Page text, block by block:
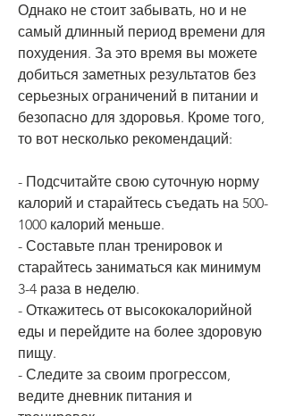
Однако не стоит забывать, но и не
самый длинный период времени для
похудения. За это время вы можете
добиться заметных результатов без
серьезных ограничений в питании и
безопасно для здоровья. Кроме того,
то вот несколько рекомендаций:
- Подсчитайте свою суточную норму
калорий и старайтесь съедать на 500-
1000 калорий меньше.
- Составьте план тренировок и
старайтесь заниматься как минимум
3-4 раза в неделю.
- Откажитесь от высококалорийной
еды и перейдите на более здоровую
пищу.
- Следите за своим прогрессом,
ведите дневник питания и